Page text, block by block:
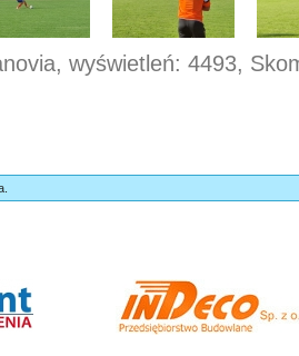
wyświetleń: 4493,